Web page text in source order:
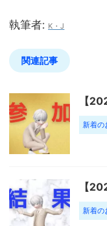
執筆者: K・J
関連記事
【
新着の
【
新着の